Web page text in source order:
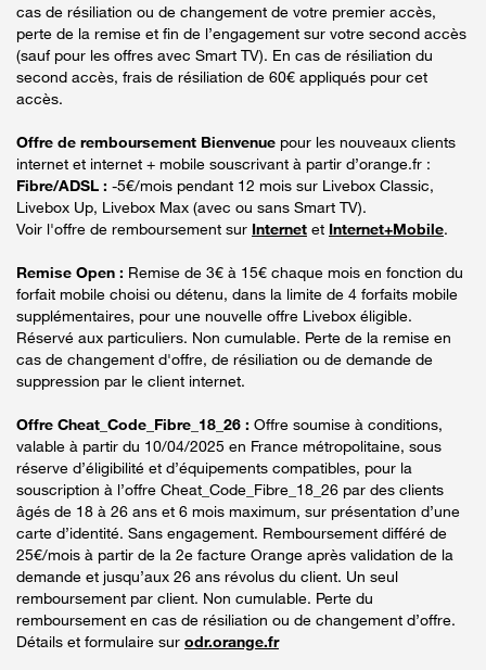
cas de résiliation ou de changement de votre premier accès,
perte de la remise et fin de l’engagement sur votre second accès
(sauf pour les offres avec Smart TV). En cas de résiliation du
second accès, frais de résiliation de 60€ appliqués pour cet
accès.
Offre de remboursement Bienvenue pour les nouveaux clients
internet et internet + mobile souscrivant à partir d’orange.fr :
Fibre/ADSL : -5€/mois pendant 12 mois sur Livebox Classic,
Livebox Up, Livebox Max (avec ou sans Smart TV).
Voir l'offre de remboursement sur Internet et Internet+Mobile.
Remise Open : Remise de 3€ à 15€ chaque mois en fonction du
forfait mobile choisi ou détenu, dans la limite de 4 forfaits mobile
supplémentaires, pour une nouvelle offre Livebox éligible.
Réservé aux particuliers. Non cumulable. Perte de la remise en
cas de changement d'offre, de résiliation ou de demande de
suppression par le client internet.
Offre Cheat_Code_Fibre_18_26 : Offre soumise à conditions,
valable à partir du 10/04/2025 en France métropolitaine, sous
réserve d’éligibilité et d’équipements compatibles, pour la
souscription à l’offre Cheat_Code_Fibre_18_26 par des clients
âgés de 18 à 26 ans et 6 mois maximum, sur présentation d’une
carte d’identité. Sans engagement. Remboursement différé de
25€/mois à partir de la 2e facture Orange après validation de la
demande et jusqu’aux 26 ans révolus du client. Un seul
remboursement par client. Non cumulable. Perte du
remboursement en cas de résiliation ou de changement d’offre.
Détails et formulaire sur odr.orange.fr